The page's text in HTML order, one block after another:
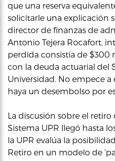
que una reserva
solicitarle una explicación
director de finanzas de
Antonio Tejera Rocafort,
perdida consistía de $300
con la deuda actuarial del
Universidad. No empece a
haya un desembolso por
La discusión sobre el
Sistema UPR llegó hasta
la UPR evalúa la
Retiro en un modelo de